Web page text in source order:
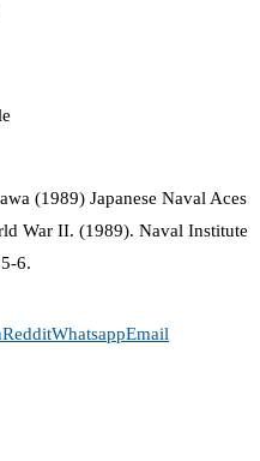
(1989) Japanese Naval Aces
War II. (1989). Naval Institute
6.
RedditWhatsappEmail